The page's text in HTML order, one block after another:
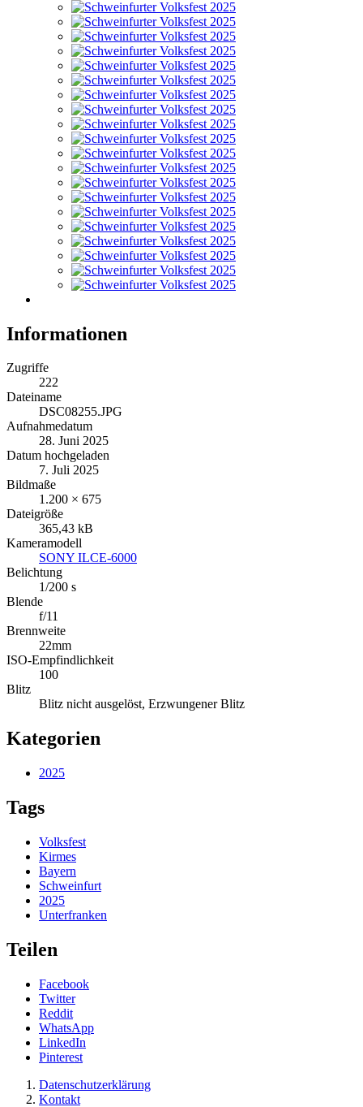
Informationen
Zugriffe
222
Dateiname
DSC08255.JPG
Aufnahmedatum
28. Juni 2025
Datum hochgeladen
7. Juli 2025
Bildmaße
1.200 × 675
Dateigröße
365,43 kB
Kameramodell
SONY ILCE-6000
Belichtung
1/200 s
Blende
f/11
Brennweite
22mm
ISO-Empfindlichkeit
100
Blitz
Blitz nicht ausgelöst, Erzwungener Blitz
Kategorien
2025
Tags
Volksfest
Kirmes
Bayern
Schweinfurt
2025
Unterfranken
Teilen
Facebook
Twitter
Reddit
WhatsApp
LinkedIn
Pinterest
Datenschutzerklärung
Kontakt